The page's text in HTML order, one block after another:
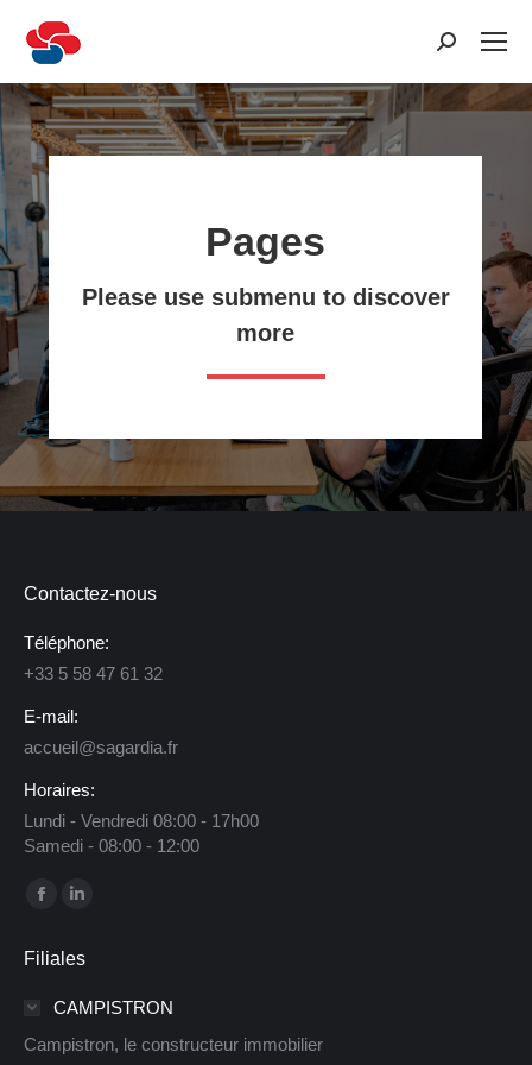
Recherche
Pages
Please use submenu to discover
more
Contactez-nous
Téléphone:
+33 5 58 47 61 32
E-mail:
accueil@sagardia.fr
Horaires:
Lundi - Vendredi 08:00 - 17h00
Samedi - 08:00 - 12:00
Trouvez nous sur :
La
Facebook
s'ouvre
LinkedIn
s'ouvre
Filiales
CAMPISTRON
Campistron, le constructeur immobilier